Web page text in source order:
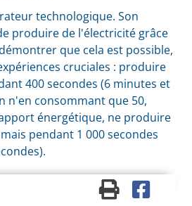
technologique. Son
produire de l'électricité grâce
que cela est possible,
cruciales : produire
400 secondes (6 minutes et
n'en consommant que 50,
énergétique, ne produire
pendant 1 000 secondes